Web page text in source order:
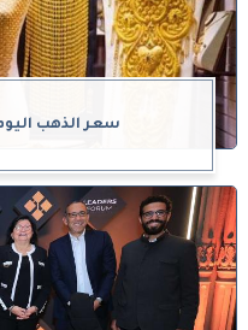
سعر الذهب اليوم الجمعة